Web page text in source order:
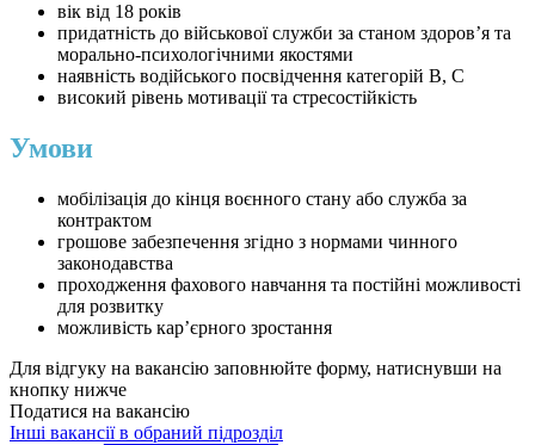
вік від 18 років
придатність до військової служби за станом здоров’я та
морально-психологічними якостями
наявність водійського посвідчення категорій В, С
високий рівень мотивації та стресостійкість
Умови
мобілізація до кінця воєнного стану або служба за
контрактом
грошове забезпечення згідно з нормами чинного
законодавства
проходження фахового навчання та постійні можливості
для розвитку
можливість карʼєрного зростання
Для відгуку на вакансію заповнюйте форму, натиснувши на
кнопку нижче
Податися на вакансію
Інші вакансії в обраний підрозділ